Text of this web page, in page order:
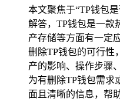
本文聚焦于“TP钱包
解答，TP钱包是一款
产存储等方面有一定
删除TP钱包的可行性
产的影响、操作步骤
为有删除TP钱包需求
面且清晰的信息，帮